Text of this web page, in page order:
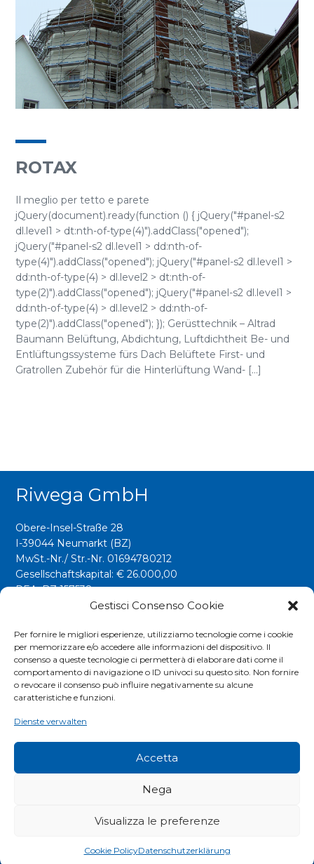
Gestisci Consenso Cookie
Per fornire le migliori esperienze, utilizziamo tecnologie come i cookie
per memorizzare e/o accedere alle informazioni del dispositivo. Il
consenso a queste tecnologie ci permetterà di elaborare dati come il
comportamento di navigazione o ID univoci su questo sito. Non fornire
o revocare il consenso può influire negativamente su alcune
caratteristiche e funzioni.
Dienste verwalten
Accetta
Nega
Visualizza le preferenze
Cookie PolicyDatenschutzerklärung
ROTAX
Il meglio per tetto e parete
jQuery(document).ready(function () { jQuery("#panel-s2
dl.level1 > dt:nth-of-type(4)").addClass("opened");
jQuery("#panel-s2 dl.level1 > dd:nth-of-
type(4)").addClass("opened"); jQuery("#panel-s2 dl.level1 >
dd:nth-of-type(4) > dl.level2 > dt:nth-of-
type(2)").addClass("opened"); jQuery("#panel-s2 dl.level1 >
dd:nth-of-type(4) > dl.level2 > dd:nth-of-
type(2)").addClass("opened"); }); Gerüsttechnik – Altrad
Baumann Belüftung, Abdichtung, Luftdichtheit Be- und
Entlüftungssysteme fürs Dach Belüftete First- und
Gratrollen Zubehör für die Hinterlüftung Wand- [...]
Riwega GmbH
Obere-Insel-Straße 28
I-39044 Neumarkt (BZ)
MwSt.-Nr./ Str.-Nr. 01694780212
Gesellschaftskapital: € 26.000,00
REA: BZ 157538
info@riwega.com
Tel.+39 0471 827500
Social
PRIVACY POLICY
© RIWEGA SRL. ALL RIGHTS RESERVED.